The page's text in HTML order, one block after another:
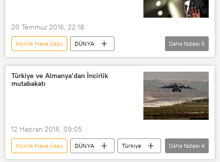
20 Temmuz 2016, 22:18
İncirlik Hava Üssü
DÜNYA
Haberler
ABD
TÜRKİYE
Ashton Carter
IŞİD
IŞİD karşıtı koalisyon
Daha fazlası 5
Türkiye ve Almanya’dan İncirlik
mutabakatı
12 Haziran 2016, 09:05
İncirlik Hava Üssü DÜNYA
Türkiye
Haberler
Almanya
TÜRKİYE
Daha fazlası 4